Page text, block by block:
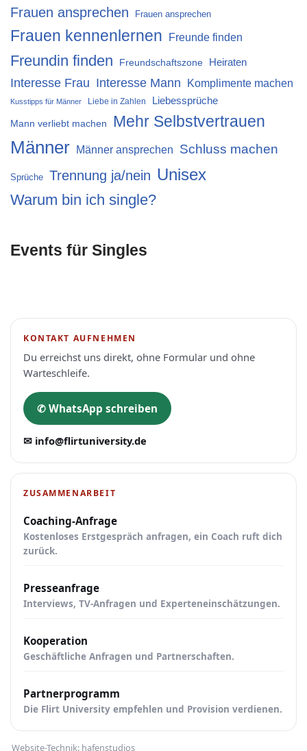
Frauen ansprechen Frauen ansprechen
Frauen kennenlernen Freunde finden
Freundin finden Freundschaftszone Heiraten
Interesse Frau Interesse Mann Komplimente machen
Kusstipps für Männer Liebe in Zahlen Liebessprüche
Mann verliebt machen Mehr Selbstvertrauen
Männer Männer ansprechen Schluss machen
Sprüche Trennung ja/nein Unisex
Warum bin ich single?
Events für Singles
KONTAKT AUFNEHMEN
Du erreichst uns direkt, ohne Formular und ohne
Warteschleife.
✆ WhatsApp schreiben
✉ info@flirtuniversity.de
ZUSAMMENARBEIT
Coaching-Anfrage
Kostenloses Erstgespräch anfragen, ein Coach ruft dich
zurück.
Presseanfrage
Interviews, TV-Anfragen und Experteneinschätzungen.
Kooperation
Geschäftliche Anfragen und Partnerschaften.
Partnerprogramm
Die Flirt University empfehlen und Provision verdienen.
Website-Technik: hafenstudios